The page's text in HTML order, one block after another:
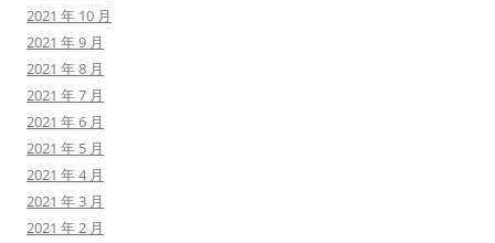
2021 年 10 月
2021 年 9 月
2021 年 8 月
2021 年 7 月
2021 年 6 月
2021 年 5 月
2021 年 4 月
2021 年 3 月
2021 年 2 月